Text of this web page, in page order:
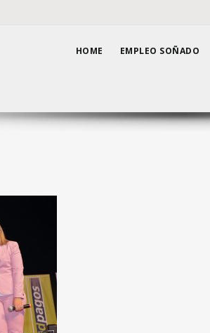
HOME EMPLEO SOÑADO